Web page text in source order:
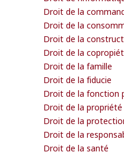
Droit de la
Droit de la
Droit de la
Droit de la
Droit de la famille
Droit de la fiducie
Droit de la fonction
Droit de la
Droit de la
Droit de la
Droit de la santé